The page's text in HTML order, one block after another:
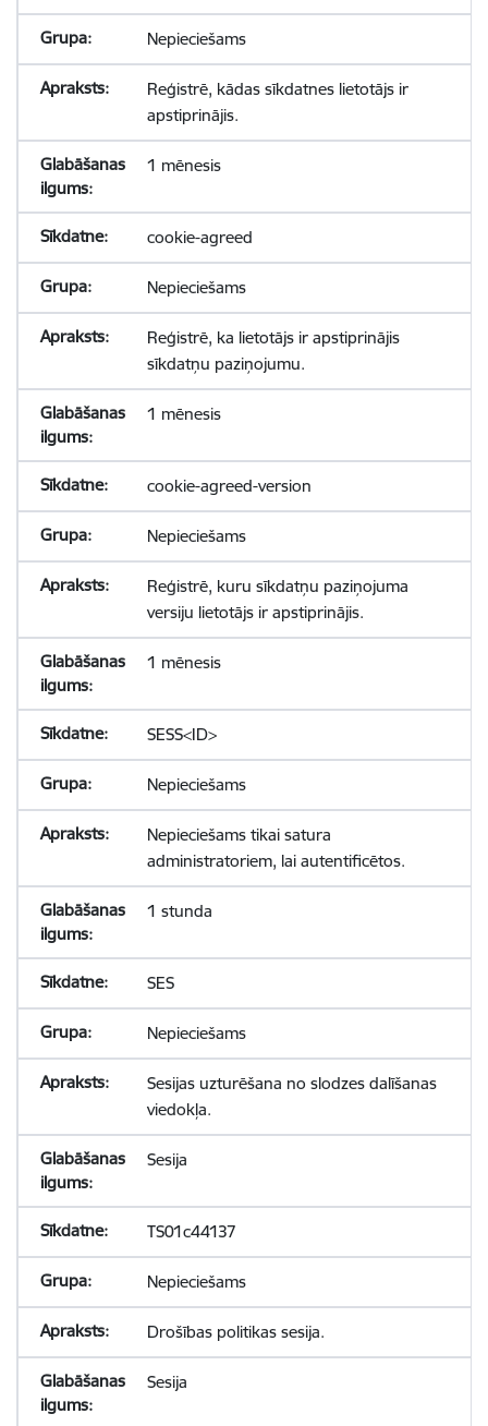
Nepieciešams
Reģistrē, kādas sīkdatnes lietotājs ir
apstiprinājis.
1 mēnesis
cookie-agreed
Nepieciešams
Reģistrē, ka lietotājs ir apstiprinājis
sīkdatņu paziņojumu.
1 mēnesis
cookie-agreed-version
Nepieciešams
Reģistrē, kuru sīkdatņu paziņojuma
versiju lietotājs ir apstiprinājis.
1 mēnesis
SESS<ID>
Nepieciešams
Nepieciešams tikai satura
administratoriem, lai autentificētos.
1 stunda
SES
Nepieciešams
Sesijas uzturēšana no slodzes dalīšanas
viedokļa.
Sesija
TS01c44137
Nepieciešams
Drošības politikas sesija.
Sesija